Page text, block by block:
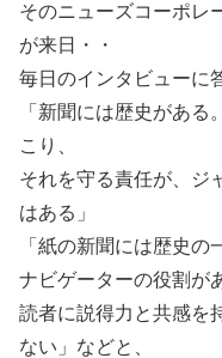
そのニューズコーポレ
が来日・・
毎日のインタビューに
「新聞には歴史があ
こり、
それを守る責任が、ジ
はある」
「紙の新聞には歴史
ナビゲーターの役割が
読者に説得力と共感を
ない」などと、